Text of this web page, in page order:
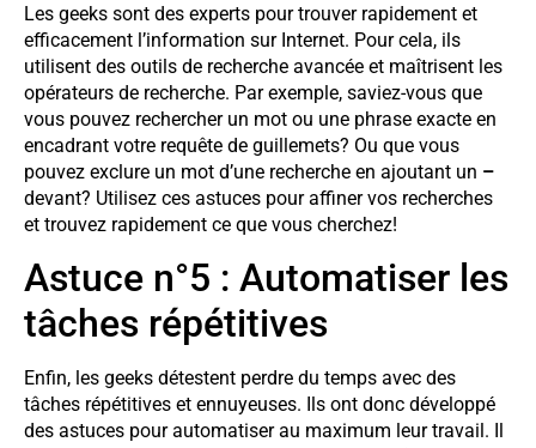
Les geeks sont des experts pour trouver rapidement et
efficacement l’information sur Internet. Pour cela, ils
utilisent des outils de recherche avancée et maîtrisent les
opérateurs de recherche. Par exemple, saviez-vous que
vous pouvez rechercher un mot ou une phrase exacte en
encadrant votre requête de guillemets? Ou que vous
pouvez exclure un mot d’une recherche en ajoutant un –
devant? Utilisez ces astuces pour affiner vos recherches
et trouvez rapidement ce que vous cherchez!
Astuce n°5 : Automatiser les
tâches répétitives
Enfin, les geeks détestent perdre du temps avec des
tâches répétitives et ennuyeuses. Ils ont donc développé
des astuces pour automatiser au maximum leur travail. Il